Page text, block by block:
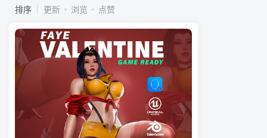
排序
更新 浏览 点赞